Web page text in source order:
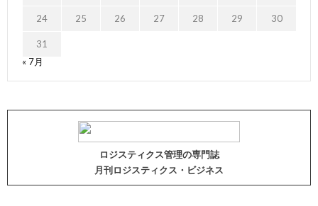
24 25 26 27 28 29 30
31
« 7月
ロジスティクス管理の専門誌
月刊ロジスティクス・ビジネス